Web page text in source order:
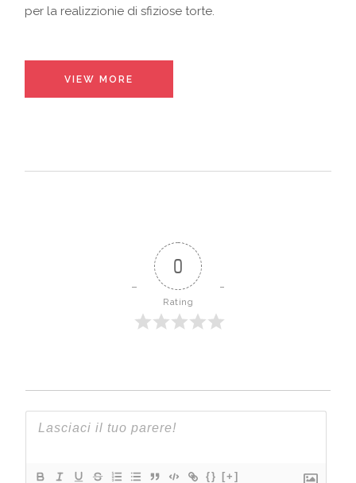
per la realizzionie di sfiziose torte.
VIEW MORE
0
Rating
{} [+]